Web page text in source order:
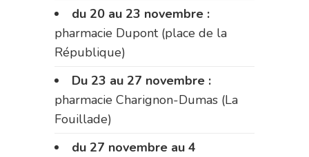
du 20 au 23 novembre :
pharmacie Dupont (place de la
République)
Du 23 au 27 novembre :
pharmacie Charignon-Dumas (La
Fouillade)
du 27 novembre au 4